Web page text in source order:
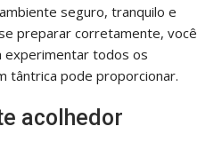
seguro, tranquilo e
preparar corretamente, você
experimentar todos os
tântrica pode proporcionar.
acolhedor